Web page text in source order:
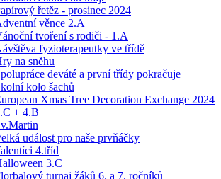
řetěz - prosinec 2024
věnce 2.A
tvoření s rodiči - 1.A
fyzioterapeutky ve třídě
na sněhu
deváté a první třídy pokračuje
kolo šachů
Xmas Tree Decoration Exchange 2024
+ 4.B
událost pro naše prvňáčky
4.tříd
3.C
turnaj žáků 6. a 7. ročníků